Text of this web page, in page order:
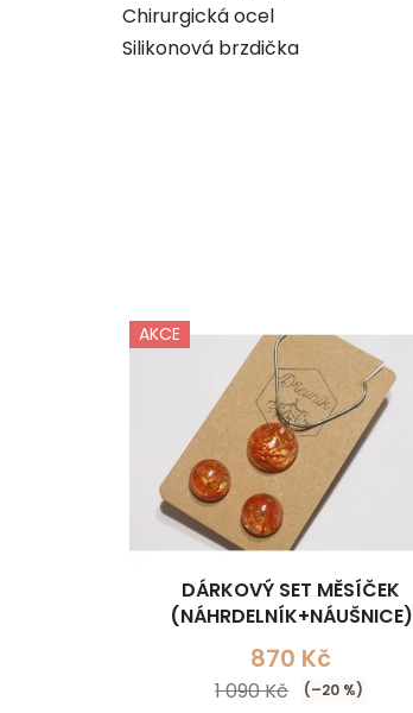
Chirurgická ocel
Silikonová brzdička
AKCE
DÁRKOVÝ SET MĚSÍČEK
(NÁHRDELNÍK+NÁUŠNICE)
870 Kč
1 090 Kč (–20 %)